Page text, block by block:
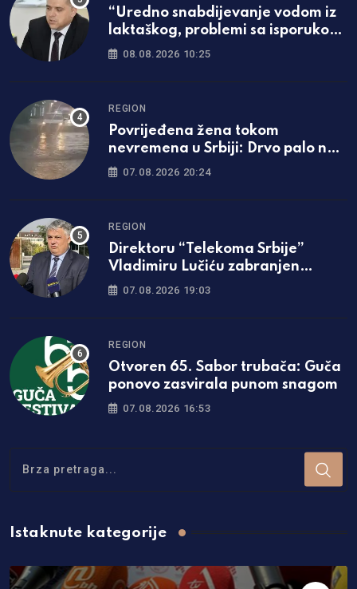
“Uredno snabdijevanje vodom iz
laktaškog, problemi sa isporukom
iz banjalučkog Vodovoda”
08.08.2026 10:25
REGION
Povrijeđena žena tokom
nevremena u Srbiji: Drvo palo na
nju, hitno prevezena u bolnicu
07.08.2026 20:24
REGION
Direktoru “Telekoma Srbije”
Vladimiru Lučiću zabranjen
ulazak na Kosmet
07.08.2026 19:03
REGION
Otvoren 65. Sabor trubača: Guča
ponovo zasvirala punom snagom
07.08.2026 16:53
Istaknute kategorije